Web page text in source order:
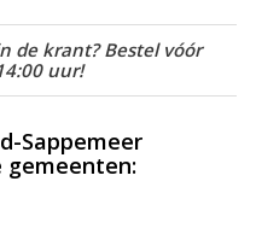
de krant? Bestel vóór
uur!
Sappemeer
gemeenten: